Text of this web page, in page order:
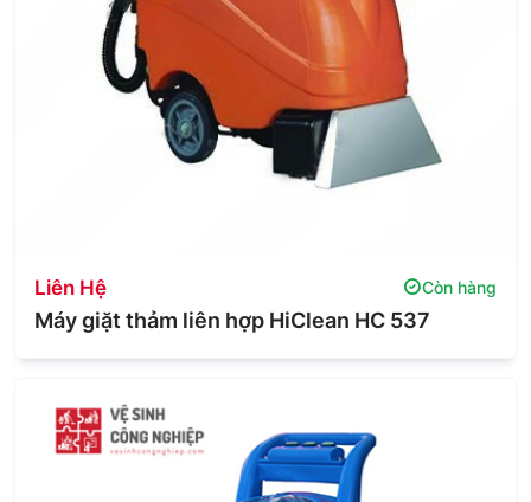
Liên Hệ Còn hàng
Máy giặt thảm liên hợp HiClean HC 537